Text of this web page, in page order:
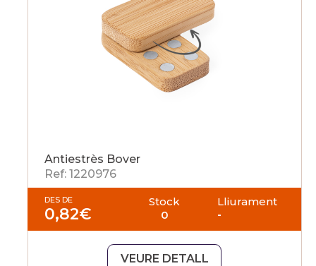
Antiestrès Bover
Ref: 1220976
DES DE
0,82€
Stock
0
Lliurament
-
VEURE DETALL